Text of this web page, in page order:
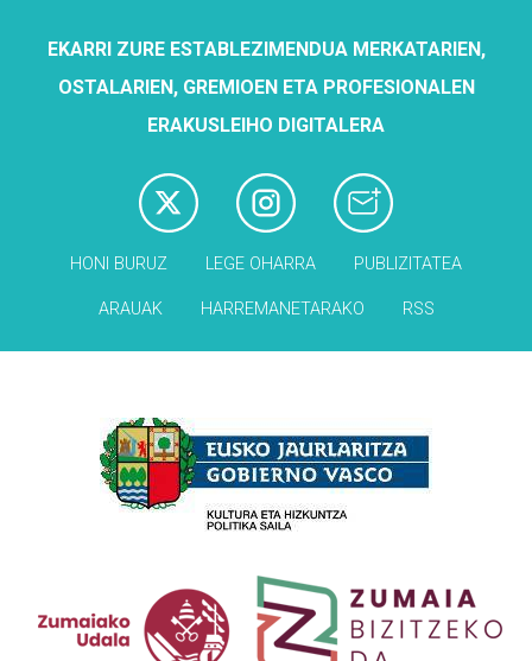
EKARRI ZURE ESTABLEZIMENDUA MERKATARIEN,
OSTALARIEN, GREMIOEN ETA PROFESIONALEN
ERAKUSLEIHO DIGITALERA
HONI BURUZ LEGE OHARRA PUBLIZITATEA
ARAUAK HARREMANETARAKO RSS